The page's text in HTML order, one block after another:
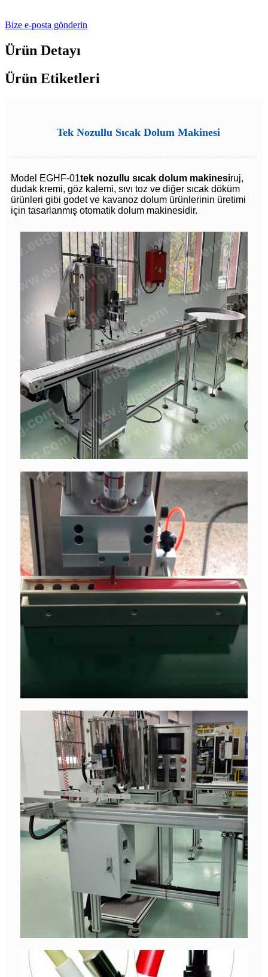
Bize e-posta gönderin
Ürün Detayı
Ürün Etiketleri
Tek Nozullu Sıcak Dolum Makinesi
Model EGHF-01tek nozullu sıcak dolum makinesiruj,
dudak kremi, göz kalemi, sıvı toz ve diğer sıcak döküm
ürünleri gibi godet ve kavanoz dolum ürünlerinin üretimi
için tasarlanmış otomatik dolum makinesidir.